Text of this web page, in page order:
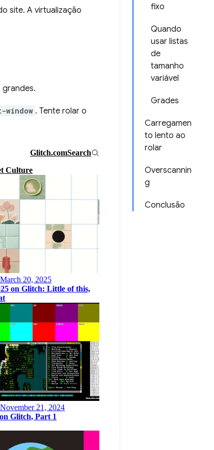
fixo
Quando
usar listas
de
tamanho
variável
Grades
Carregamen
to lento ao
rolar
Overscannin
g
Conclusão
site. A virtualização
grandes.
window . Tente rolar o